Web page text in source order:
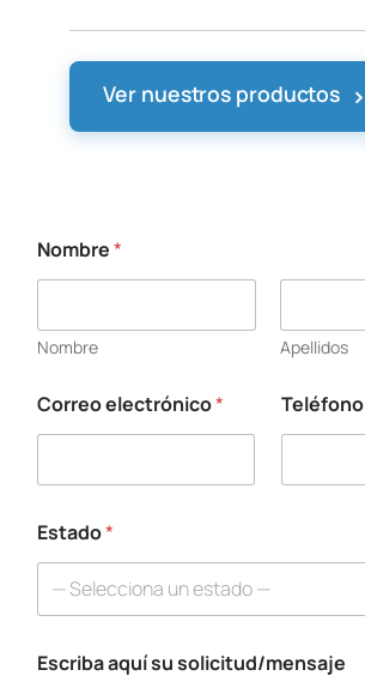
Ver nuestros productos ›
Nombre*
Nombre Apellidos
Correo electrónico* Teléfono
Estado*
— Selecciona un estado —
Escriba aquí su solicitud/mensaje